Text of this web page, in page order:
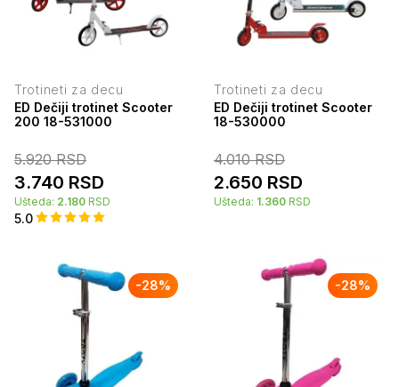
Trotineti za decu
ED Dečiji trotinet Scooter
200 18-531000
5.0
5.920RSD
3.740 RSD
Ušteda: 2.180 RSD
Trotineti za decu
ED Dečiji trotinet Scooter
18-530000
4.010RSD
2.650 RSD
Ušteda: 1.360 RSD
-28% -28%